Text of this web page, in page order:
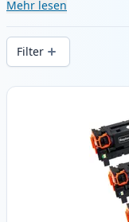
gleichbleibender
schnellem Versand
Mehr lesen
Filter
Produkte